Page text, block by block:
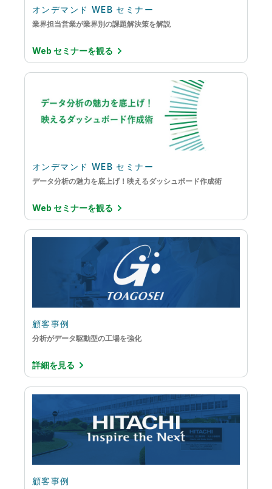
オンデマンド WEB セミナー
業界担当営業が業界別の課題解決策を解説
Web セミナーを観る
オンデマンド WEB セミナー
データ分析の魅力を底上げ！映えるダッシュボード作成術
Web セミナーを観る
顧客事例
分析がデータ駆動型の工場を強化
詳細を見る
顧客事例